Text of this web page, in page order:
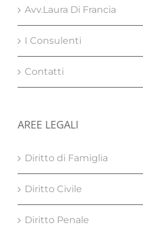
Avv.Laura Di Francia
I Consulenti
Contatti
AREE LEGALI
Diritto di Famiglia
Diritto Civile
Diritto Penale